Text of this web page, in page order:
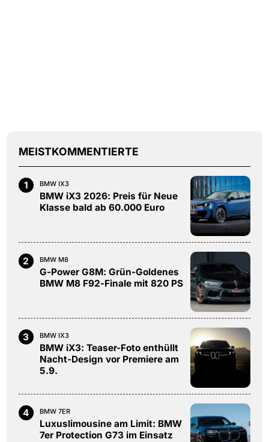
MEISTKOMMENTIERTE
1 BMW IX3
BMW iX3 2026: Preis für Neue
Klasse bald ab 60.000 Euro
2 BMW M8
G-Power G8M: Grün-Goldenes
BMW M8 F92-Finale mit 820 PS
3 BMW IX3
BMW iX3: Teaser-Foto enthüllt
Nacht-Design vor Premiere am
5.9.
4 BMW 7ER
Luxuslimousine am Limit: BMW
7er Protection G73 im Einsatz